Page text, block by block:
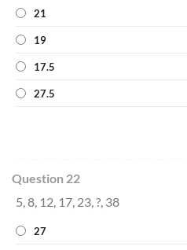
21
19
17.5
27.5
Question 22
5, 8, 12, 17, 23, ?, 38
27